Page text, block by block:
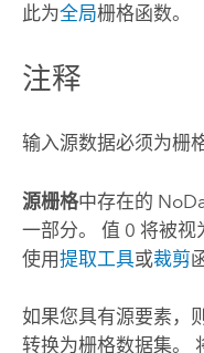
此为全局栅格函数。
注释
输入源数据必须为栅
源栅格中存在的
一部分。 值 0 将被视
使用提取工具或裁剪
如果您具有源要素，
转换为栅格数据集。